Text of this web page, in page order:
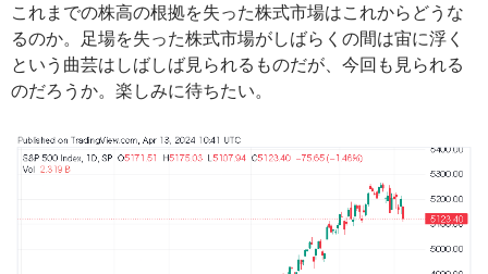
これまでの株高の根拠を失った株式市場はこれからどうな
るのか。足場を失った株式市場がしばらくの間は宙に浮く
という曲芸はしばしば見られるものだが、今回も見られる
のだろうか。楽しみに待ちたい。